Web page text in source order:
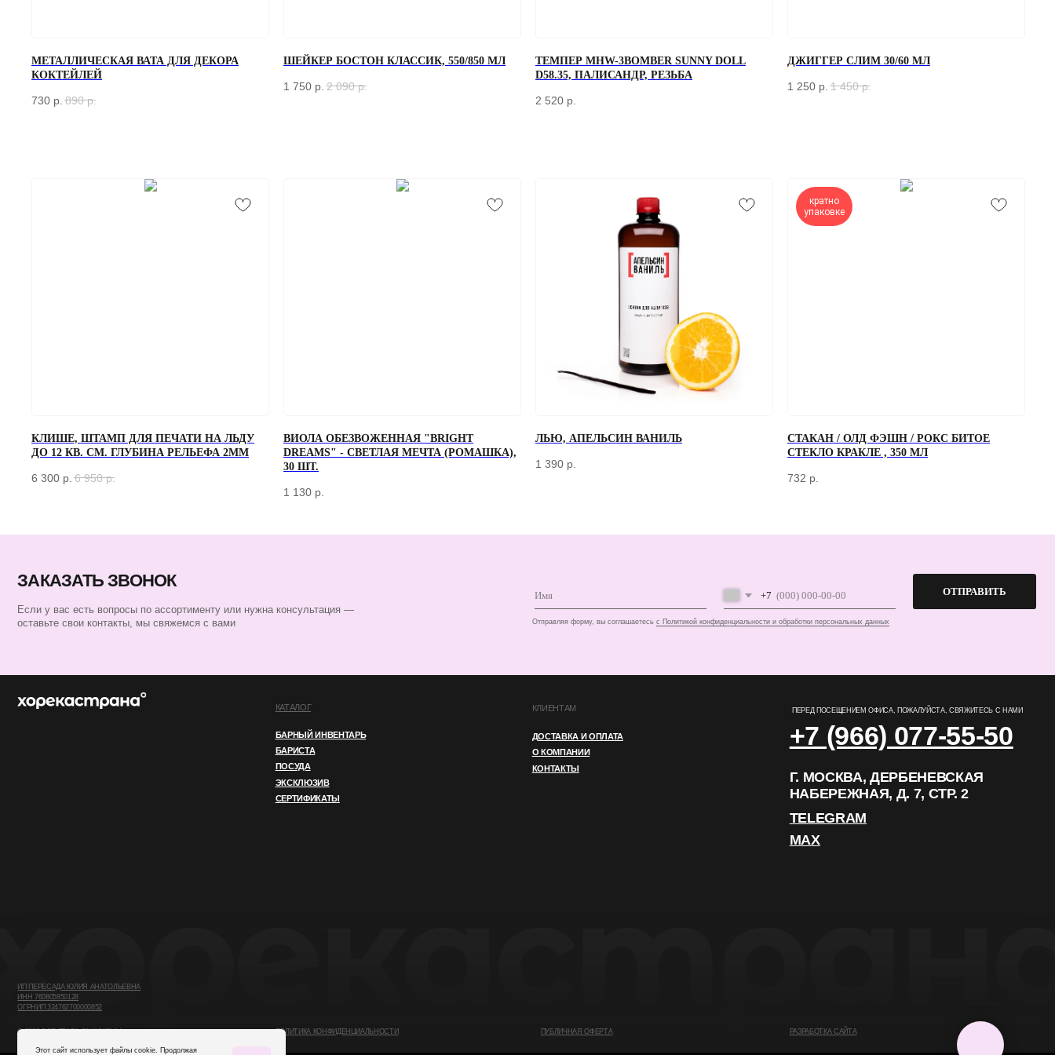
МЕТАЛЛИЧЕСКАЯ ВАТА ДЛЯ ДЕКОРА
КОКТЕЙЛЕЙ
730 р. 890 р.
ШЕЙКЕР БОСТОН КЛАССИК, 550/850 МЛ
1 750 р. 2 090 р.
ТЕМПЕР MHW-3BOMBER SUNNY DOLL
D58.35, ПАЛИСАНДР, РЕЗЬБА
2 520 р.
ДЖИГГЕР СЛИМ 30/60 МЛ
1 250 р. 1 450 р.
КЛИШЕ, ШТАМП ДЛЯ ПЕЧАТИ НА ЛЬДУ
ДО 12 КВ. СМ. ГЛУБИНА РЕЛЬЕФА 2ММ
6 300 р. 6 950 р.
ВИОЛА ОБЕЗВОЖЕННАЯ "BRIGHT
DREAMS" - СВЕТЛАЯ МЕЧТА (РОМАШКА),
30 ШТ.
1 130 р.
ЛЬЮ, АПЕЛЬСИН ВАНИЛЬ
1 390 р.
кратно
упаковке
СТАКАН / ОЛД ФЭШН / РОКС БИТОЕ
СТЕКЛО КРАКЛЕ , 350 МЛ
732 р.
Если у вас есть вопросы по ассортименту или нужна консультация —
оставьте свои контакты, мы свяжемся с вами с Политикой конфиденциальности и обработки персональных данных
ОТПРАВИТЬ
ЗАКАЗАТЬ ЗВОНОК
+7 (966) 077-55-50
Г. МОСКВА, ДЕРБЕНЕВСКАЯ
MAX
ПОСУДА